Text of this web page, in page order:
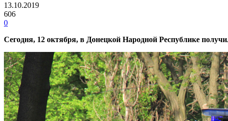
13.10.2019
606
0
Сегодня, 12 октября, в Донецкой Народной Республике